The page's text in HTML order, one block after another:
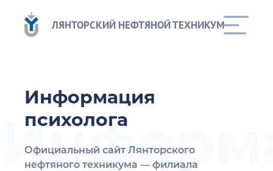
ЛЯНТОРСКИЙ НЕФТЯНОЙ ТЕХНИКУМ
Информация
психолога
Официальный сайт Лянторского
нефтяного техникума — филиала